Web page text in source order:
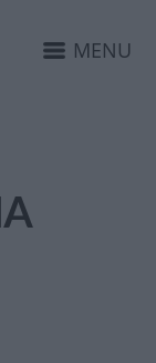
MENU